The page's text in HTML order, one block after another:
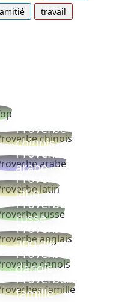
amitié
travail
Proverbe
chinois
Proverbe
arabe
Proverbe
latin
Proverbe
russe
Proverbe
anglais
Proverbe
danois
Proverbes
famille